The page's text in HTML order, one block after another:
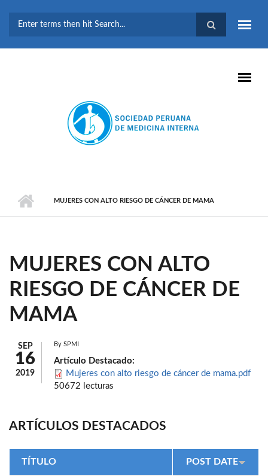
BÚSQUEDA
MUJERES CON ALTO RIESGO DE CÁNCER DE MAMA
MUJERES CON ALTO
RIESGO DE CÁNCER DE
MAMA
SEP
16
2019
By SPMI
Artículo Destacado:
Mujeres con alto riesgo de cáncer de mama.pdf
50672 lecturas
ARTÍCULOS DESTACADOS
TÍTULO POST DATE